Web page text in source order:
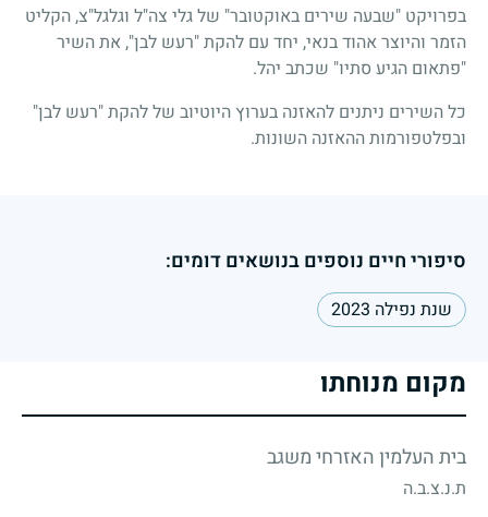
בפרויקט "שבעה שירים באוקטובר" של גלי צה"ל וגלגל"צ, הקליט
הזמר והיוצר אהוד בנאי, יחד עם להקת "רעש לבן", את השיר
"פתאום הגיע סתיו" שכתב יהל.
כל השירים ניתנים להאזנה בערוץ היוטיוב של להקת "רעש לבן"
ובפלטפורמות ההאזנה השונות.
סיפורי חיים נוספים בנושאים דומים:
שנת נפילה 2023
מקום מנוחתו
בית העלמין האזרחי משגב
ת.נ.צ.ב.ה